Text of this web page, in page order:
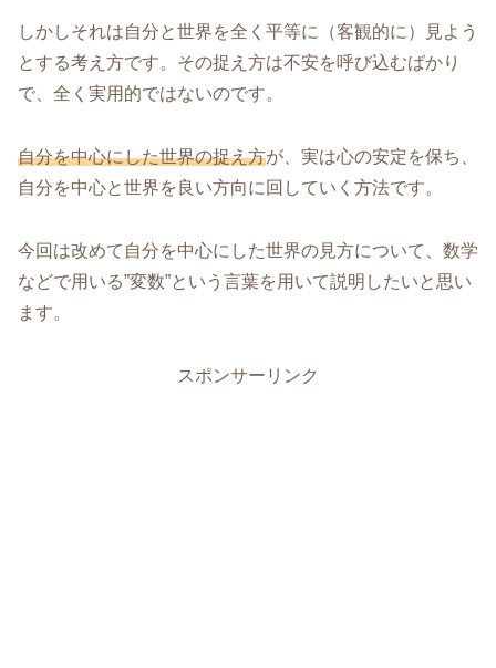
しかしそれは自分と世界を全く平等に（客観的に）見よう
とする考え方です。その捉え方は不安を呼び込むばかり
で、全く実用的ではないのです。
自分を中心にした世界の捉え方が、実は心の安定を保ち、
自分を中心と世界を良い方向に回していく方法です。
今回は改めて自分を中心にした世界の見方について、数学
などで用いる”変数”という言葉を用いて説明したいと思い
ます。
スポンサーリンク